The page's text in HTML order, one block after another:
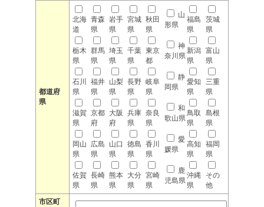
都道府
県
北海
道
青森
県
岩手
県
宮城
県
秋田
県
山
形県
福島
県
茨城
県
栃木
県
群馬
県
埼玉
県
千葉
県
東京
都
神
奈川県
新潟
県
富山
県
石川
県
福井
県
山梨
県
長野
県
岐阜
県
静
岡県
愛知
県
三重
県
滋賀
県
京都
府
大阪
府
兵庫
県
奈良
県
和
歌山県
鳥取
県
島根
県
岡山
県
広島
県
山口
県
徳島
県
香川
県
愛
媛県
高知
県
福岡
県
佐賀
県
長崎
県
熊本
県
大分
県
宮崎
県
鹿
児島県
沖縄
県
その
他
市区町